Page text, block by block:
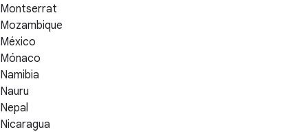
Montserrat
Mozambique
México
Mónaco
Namibia
Nauru
Nepal
Nicaragua